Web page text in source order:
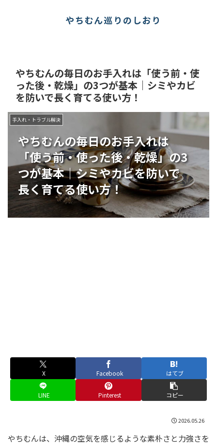
やちむん巡りのしおり
やちむんの毎日のお手入れは「使う前・使
った後・乾燥」の3つが基本｜シミやカビ
を防いで長く育てる使い方！
やちむんの毎日のお手入れは
「使う前・使った後・乾燥」の3
つが基本｜シミやカビを防いで
長く育てる使い方！
手入れ・トラブル解決
X Facebook はてブ
LINE Pinterest コピー
2026.05.26
やちむんは、沖縄の空気を感じるような素朴さと力強さを